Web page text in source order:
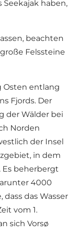
Seekajak haben,
beachten
Felssteine
Osten entlang
Fjords. Der
der Wälder bei
Norden
der Insel
in dem
Es beherbergt
4000
das Wasser
vom 1.
sich Vorsø